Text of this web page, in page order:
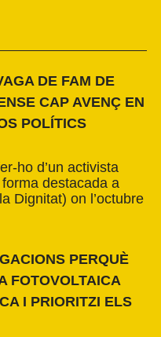
DE FAM DE
CAP AVENÇ EN
POLÍTICS
ho d’un activista
destacada a
Dignitat) on l’octubre
PERQUÈ
FOTOVOLTAICA
I PRIORITZI ELS